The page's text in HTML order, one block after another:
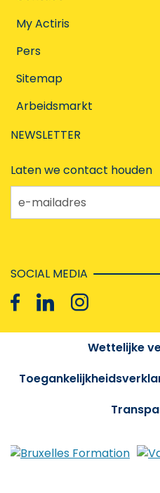
My Actiris
Pers
Sitemap
Arbeidsmarkt
NEWSLETTER
Laten we contact houden
e-mailadres
SOCIAL MEDIA
Wettelijke